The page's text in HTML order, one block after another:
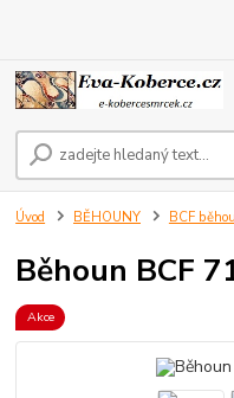
Úvod BĚHOUNY BCF
Běhoun BCF
Akce